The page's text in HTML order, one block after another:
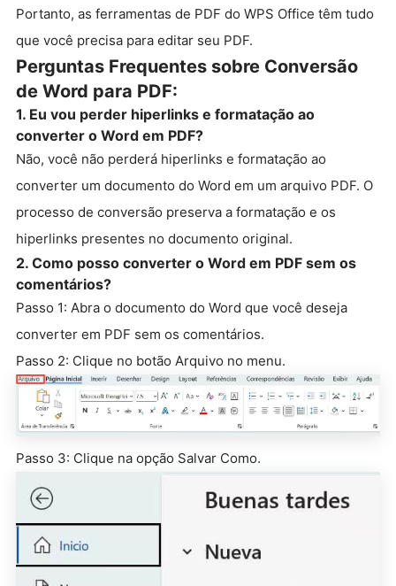
Portanto, as ferramentas de PDF do WPS Office têm tudo
que você precisa para editar seu PDF.
Perguntas Frequentes sobre Conversão
de Word para PDF:
1. Eu vou perder hiperlinks e formatação ao
converter o Word em PDF?
Não, você não perderá hiperlinks e formatação ao
converter um documento do Word em um arquivo PDF. O
processo de conversão preserva a formatação e os
hiperlinks presentes no documento original.
2. Como posso converter o Word em PDF sem os
comentários?
Passo 1: Abra o documento do Word que você deseja
converter em PDF sem os comentários.
Passo 2: Clique no botão Arquivo no menu.
Passo 3: Clique na opção Salvar Como.